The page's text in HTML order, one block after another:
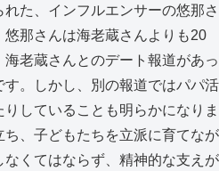
た、インフルエンサーの悠那さ
那さんは海老蔵さんよりも20
老蔵さんとのデート報道があっ
。しかし、別の報道ではパパ活
していることも明らかになりま
ち、子どもたちを立派に育てなが
くてはならず、精神的な支えが